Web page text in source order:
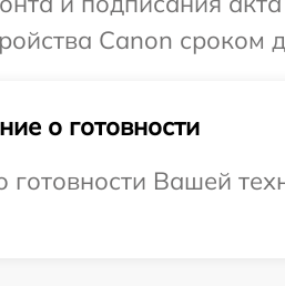
Canon сроком
о готовности
Вашей